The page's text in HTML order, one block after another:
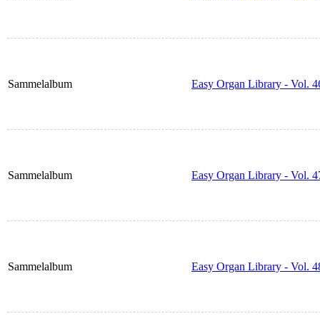
Sammelalbum Easy Organ Library - Vol.
Sammelalbum Easy Organ Library - Vol.
Sammelalbum Easy Organ Library - Vol.